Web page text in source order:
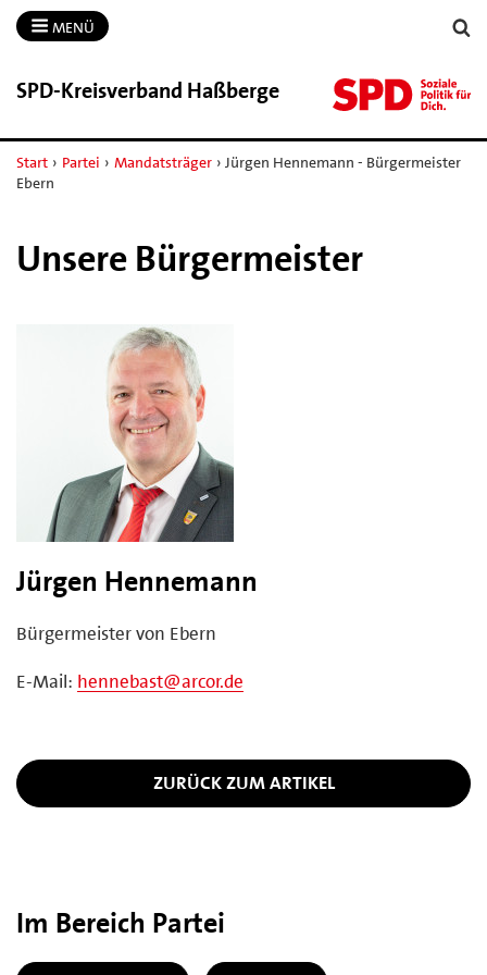
MENÜ
SPD-​Kreisverband Haßberge
Start › Partei › Mandatsträger › Jürgen Hennemann - Bürgermeister
Ebern
Unsere Bürgermeister
Jürgen Hennemann
Bürgermeister von Ebern
E-Mail: hennebast@arcor.de
ZURÜCK ZUM ARTIKEL
Im Bereich Partei